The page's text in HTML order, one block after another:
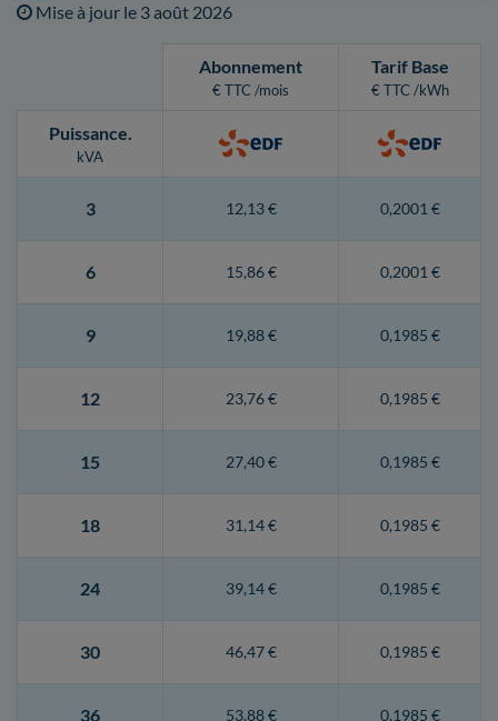
Mise à jour le 3 août 2026
Abonnement
€ TTC /mois
Tarif Base
€ TTC /kWh
Puissance.
kVA
3 12,13 € 0,2001 €
6 15,86 € 0,2001 €
9 19,88 € 0,1985 €
12 23,76 € 0,1985 €
15 27,40 € 0,1985 €
18 31,14 € 0,1985 €
24 39,14 € 0,1985 €
30 46,47 € 0,1985 €
36 53,88 € 0,1985 €